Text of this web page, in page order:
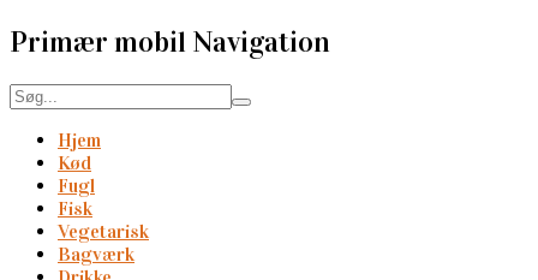
Primær mobil Navigation
Hjem
Kød
Fugl
Fisk
Vegetarisk
Bagværk